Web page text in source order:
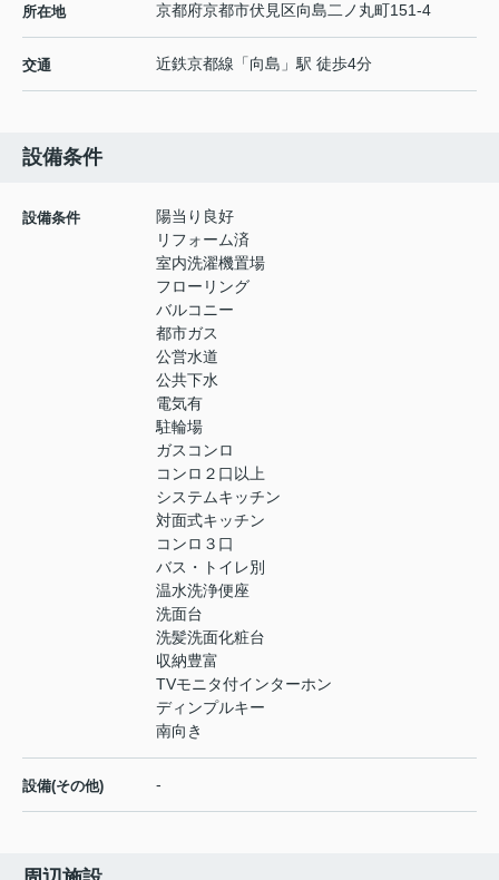
所在地 京都府京都市伏見区向島二ノ丸町151-4
交通 近鉄京都線 「向島 」駅 徒歩4分
設備条件
設備条件
陽当り良好
リフォーム済
室内洗濯機置場
フローリング
バルコニー
都市ガス
公営水道
公共下水
電気有
駐輪場
ガスコンロ
コンロ２口以上
システムキッチン
対面式キッチン
コンロ３口
バス・トイレ別
温水洗浄便座
洗面台
洗髪洗面化粧台
収納豊富
TVモニタ付インターホン
ディンプルキー
南向き
設備(その他) -